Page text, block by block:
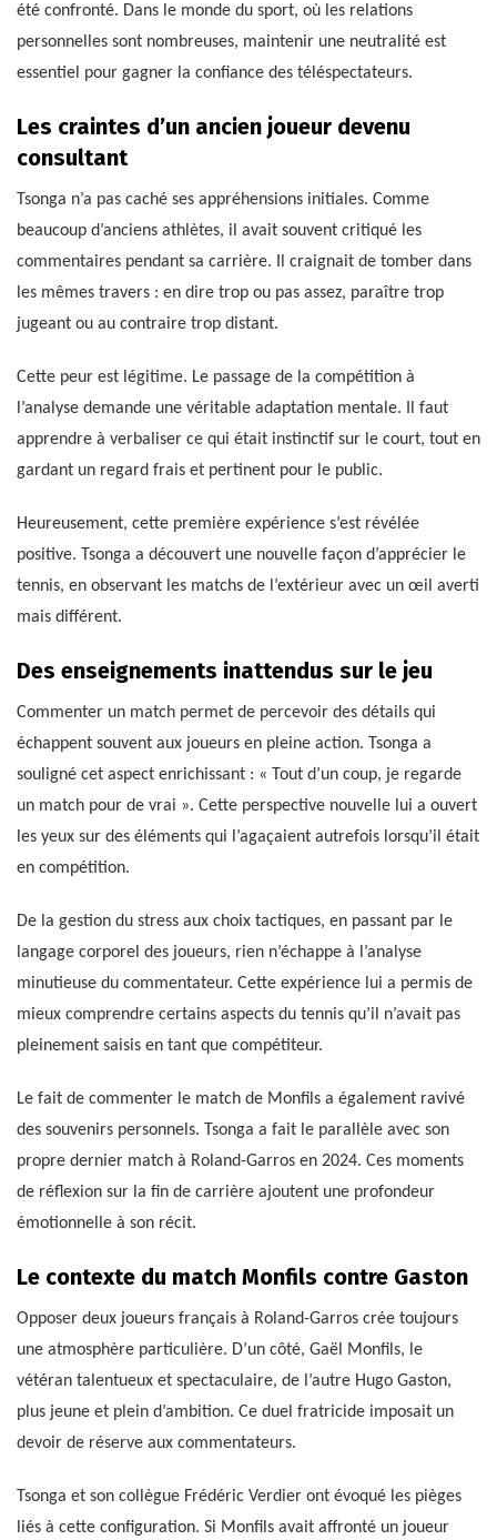
été confronté. Dans le monde du sport, où les relations
personnelles sont nombreuses, maintenir une neutralité est
essentiel pour gagner la confiance des téléspectateurs.
Les craintes d’un ancien joueur devenu
consultant
Tsonga n’a pas caché ses appréhensions initiales. Comme
beaucoup d’anciens athlètes, il avait souvent critiqué les
commentaires pendant sa carrière. Il craignait de tomber dans
les mêmes travers : en dire trop ou pas assez, paraître trop
jugeant ou au contraire trop distant.
Cette peur est légitime. Le passage de la compétition à
l’analyse demande une véritable adaptation mentale. Il faut
apprendre à verbaliser ce qui était instinctif sur le court, tout en
gardant un regard frais et pertinent pour le public.
Heureusement, cette première expérience s’est révélée
positive. Tsonga a découvert une nouvelle façon d’apprécier le
tennis, en observant les matchs de l’extérieur avec un œil averti
mais différent.
Des enseignements inattendus sur le jeu
Commenter un match permet de percevoir des détails qui
échappent souvent aux joueurs en pleine action. Tsonga a
souligné cet aspect enrichissant : « Tout d’un coup, je regarde
un match pour de vrai ». Cette perspective nouvelle lui a ouvert
les yeux sur des éléments qui l’agaçaient autrefois lorsqu’il était
en compétition.
De la gestion du stress aux choix tactiques, en passant par le
langage corporel des joueurs, rien n’échappe à l’analyse
minutieuse du commentateur. Cette expérience lui a permis de
mieux comprendre certains aspects du tennis qu’il n’avait pas
pleinement saisis en tant que compétiteur.
Le fait de commenter le match de Monfils a également ravivé
des souvenirs personnels. Tsonga a fait le parallèle avec son
propre dernier match à Roland-Garros en 2024. Ces moments
de réflexion sur la fin de carrière ajoutent une profondeur
émotionnelle à son récit.
Le contexte du match Monfils contre Gaston
Opposer deux joueurs français à Roland-Garros crée toujours
une atmosphère particulière. D’un côté, Gaël Monfils, le
vétéran talentueux et spectaculaire, de l’autre Hugo Gaston,
plus jeune et plein d’ambition. Ce duel fratricide imposait un
devoir de réserve aux commentateurs.
Tsonga et son collègue Frédéric Verdier ont évoqué les pièges
liés à cette configuration. Si Monfils avait affronté un joueur